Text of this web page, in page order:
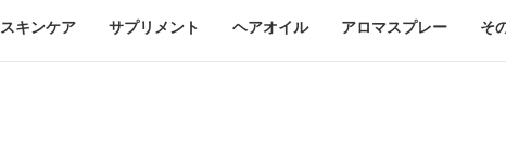
スキンケア サプリメント ヘアオイル アロマスプレー そ